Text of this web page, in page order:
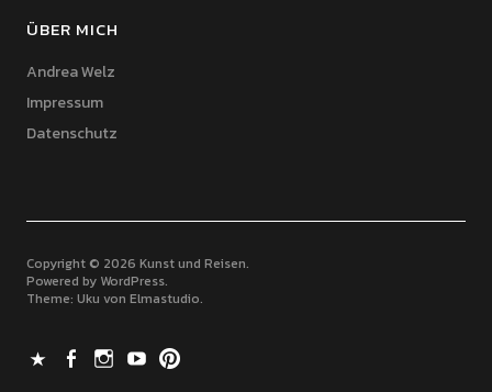
ÜBER MICH
Andrea Welz
Impressum
Datenschutz
Copyright © 2026 Kunst und Reisen
Powered by WordPress
Theme: Uku von Elmastudio